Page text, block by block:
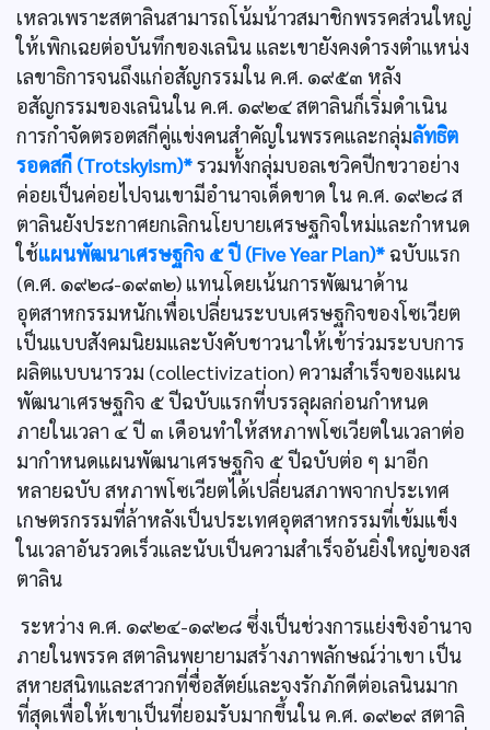
เหลวเพราะสตาลินสามารถโน้มน้าวสมาชิกพรรคส่วนใหญ่
ให้เพิกเฉยต่อบันทึกของเลนิน และเขายังคงดำรงตำแหน่ง
เลขาธิการจนถึงแก่อสัญกรรมใน ค.ศ. ๑๙๕๓ หลัง
อสัญกรรมของเลนินใน ค.ศ. ๑๙๒๔ สตาลินก็เริ่มดำเนิน
การกำจัดตรอตสกีคู่แข่งคนสำคัญในพรรคและกลุ่มลัทธิต
รอดสกี (Trotskyism)*รวมทั้งกลุ่มบอลเชวิคปีกขวาอย่าง
ค่อยเป็นค่อยไปจนเขามีอำนาจเด็ดขาด ใน ค.ศ. ๑๙๒๘ ส
ตาลินยังประกาศยกเลิกนโยบายเศรษฐกิจใหม่และกำหนด
ใช้แผนพัฒนาเศรษฐกิจ ๕ ปี (Five Year Plan)* ฉบับแรก
(ค.ศ. ๑๙๒๘-๑๙๓๒) แทนโดยเน้นการพัฒนาด้าน
อุตสาหกรรมหนักเพื่อเปลี่ยนระบบเศรษฐกิจของโซเวียต
เป็นแบบสังคมนิยมและบังคับชาวนาให้เข้าร่วมระบบการ
ผลิตแบบนารวม (collectivization) ความสำเร็จของแผน
พัฒนาเศรษฐกิจ ๕ ปีฉบับแรกที่บรรลุผลก่อนกำหนด
ภายในเวลา ๔ ปี ๓ เดือนทำให้สหภาพโซเวียตในเวลาต่อ
มากำหนดแผนพัฒนาเศรษฐกิจ ๕ ปีฉบับต่อ ๆ มาอีก
หลายฉบับ สหภาพโซเวียตได้เปลี่ยนสภาพจากประเทศ
เกษตรกรรมที่ล้าหลังเป็นประเทศอุตสาหกรรมที่เข้มแข็ง
ในเวลาอันรวดเร็วและนับเป็นความสำเร็จอันยิ่งใหญ่ของส
ตาลิน
ระหว่าง ค.ศ. ๑๙๒๔-๑๙๒๘ ซึ่งเป็นช่วงการแย่งชิงอำนาจ
ภายในพรรค สตาลินพยายามสร้างภาพลักษณ์ว่าเขา เป็น
สหายสนิทและสาวกที่ซื่อสัตย์และจงรักภักดีต่อเลนินมาก
ที่สุดเพื่อให้เขาเป็นที่ยอมรับมากขึ้นใน ค.ศ. ๑๙๒๙ สตาลิ